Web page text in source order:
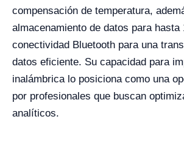
compensación de temperatura,
almacenamiento de datos para hasta
conectividad Bluetooth para una
datos eficiente. Su capacidad para
inalámbrica lo posiciona como una
por profesionales que buscan
analíticos.